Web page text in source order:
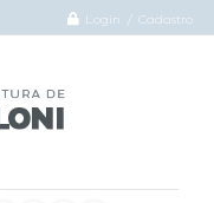
Login / Cadastro